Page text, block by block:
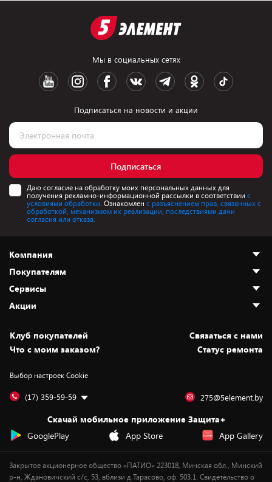
Мы в социальных сетях
Подписаться на новости и акции
Подписаться
Даю согласие на обработку моих персональных данных для
получения рекламно-информационной рассылки в соответствии с
условиями обработки. Ознакомлен с разъяснением прав, связанных с
обработкой, механизмом их реализации, последствиями дачи
согласия или отказа.
Компания
О нас
Адреса магазинов
Новости
Статьи и обзоры
Вакансии
Дай пять добру!
Покупателям
Как сделать заказ
Оплата и доставка
Безналичный расчёт
Обмен и возврат товара
Обработка персональных данных
Подарочные карты
Сервисы
Установка техники
Для игровых консолей
Для мобильных устройств
Для компьютеров
Сервисные центры
Акции
Скидки и промокоды
Белорусские товары
Бонусы
Оплата частями
Уценка
Клуб покупателей
Cвязаться с нами
Что с моим заказом?
Статус ремонта
Выбор настроек Cookie
(17) 359-59-59 275@5element.by
Скачай мобильное приложение Защита+
GooglePlay
App Store App Gallery
Закрытое акционерное общество «ПАТИО» 223018, Минская обл., Минский
р-н, Ждановичский с/с, 53, вблизи д.Тарасово, оф. 503.1. Свидетельство о